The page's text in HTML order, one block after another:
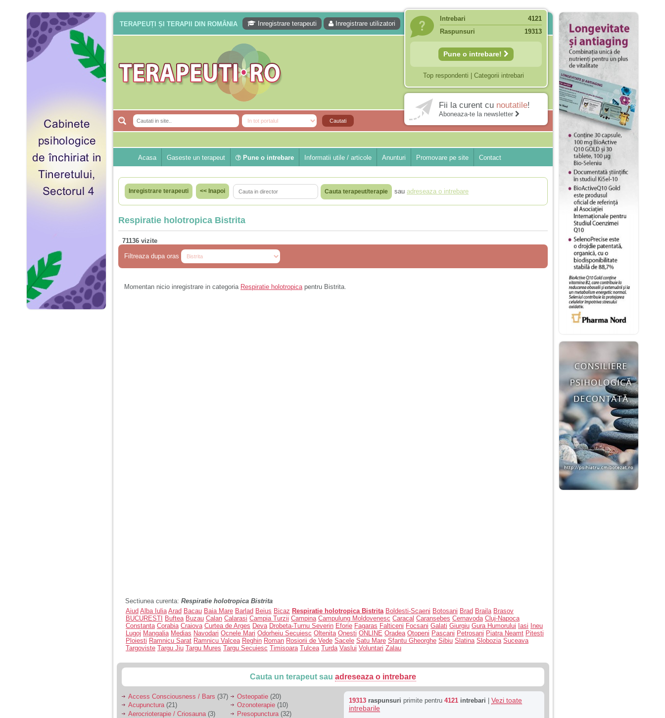
TERAPEUȚI ȘI TERAPII DIN ROMÂNIA Inregistrare terapeuti Inregistrare utilizatori
Intrebari
4121
Raspunsuri
19313
Pune o intrebare!
Top respondenti Categorii intrebari
Fii la curent cu noutatile!
Aboneaza-te la newsletter
Acasa Gaseste un terapeut Pune o intrebare Informatii utile / articole Anunturi Promovare pe site Contact
Inregistrare terapeuti << Inapoi Cauta terapeut/terapie sau adreseaza o intrebare
Respiratie holotropica Bistrita
71136 vizite
Filtreaza dupa oras
Momentan nicio inregistrare in categoria Respiratie holotropicapentru Bistrita.
Sectiunea curenta: Respiratie holotropica Bistrita
Aiud Alba Iulia Arad Bacau Baia Mare Barlad Beius Bicaz Respiratie holotropica Bistrita Boldesti-Scaeni Botosani Brad Braila Brasov
BUCURESTI
Buftea Buzau Calan Calarasi Campia Turzii Campina Campulung Moldovenesc Caracal Caransebes Cernavoda Cluj-Napoca
Constanta Corabia Craiova Curtea de Arges Deva Drobeta-Turnu Severin Eforie Fagaras Falticeni Focsani Galati Giurgiu Gura Humorului Iasi
Ineu
Lugoj Mangalia Medias Navodari Ocnele Mari Odorheiu Secuiesc Oltenita Onesti ONLINE Oradea Otopeni Pascani Petrosani Piatra Neamt Pitesti
Ploiesti Ramnicu Sarat Ramnicu Valcea Reghin Roman Rosiorii de Vede Sacele Satu Mare Sfantu Gheorghe Sibiu Slatina Slobozia Suceava
Targoviste Targu Jiu Targu Mures Targu Secuiesc Timisoara Tulcea Turda Vaslui Voluntari Zalau
Cauta un terapeut sau adreseaza o intrebare
Access Consciousness / Bars (37)
Acupunctura(21)
Aerocrioterapie / Criosauna (3)
Osteopatie (20)
Ozonoterapie (10)
Presopunctura (32)
19313 raspunsuri primite pentru 4121 intrebari
Vezi toate
intrebarile